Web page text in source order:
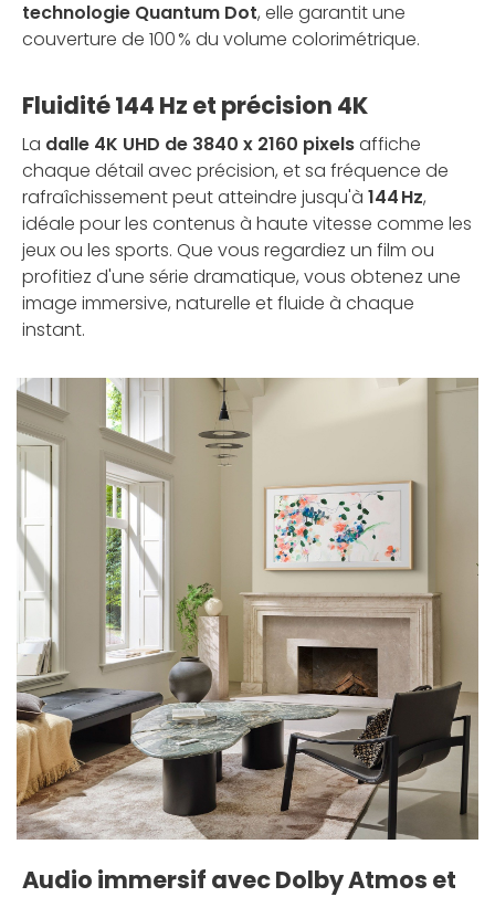
technologie Quantum Dot, elle garantit une
couverture de 100 % du volume colorimétrique.
Fluidité 144 Hz et précision 4K
La dalle 4K UHD de 3840 x 2160 pixelsaffiche
chaque détail avec précision, et sa fréquence de
rafraîchissement peut atteindre jusqu'à 144 Hz,
idéale pour les contenus à haute vitesse comme les
jeux ou les sports. Que vous regardiez un film ou
profitiez d'une série dramatique, vous obtenez une
image immersive, naturelle et fluide à chaque
instant.
Audio immersif avec Dolby Atmos et